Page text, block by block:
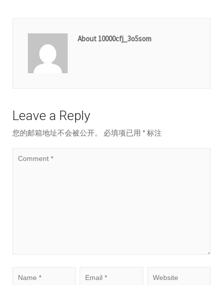
About 10000cfj_3o5som
Leave a Reply
您的邮箱地址不会被公开。 必填项已用 *标注